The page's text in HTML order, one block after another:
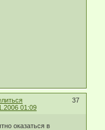
37
01:09
оказаться в